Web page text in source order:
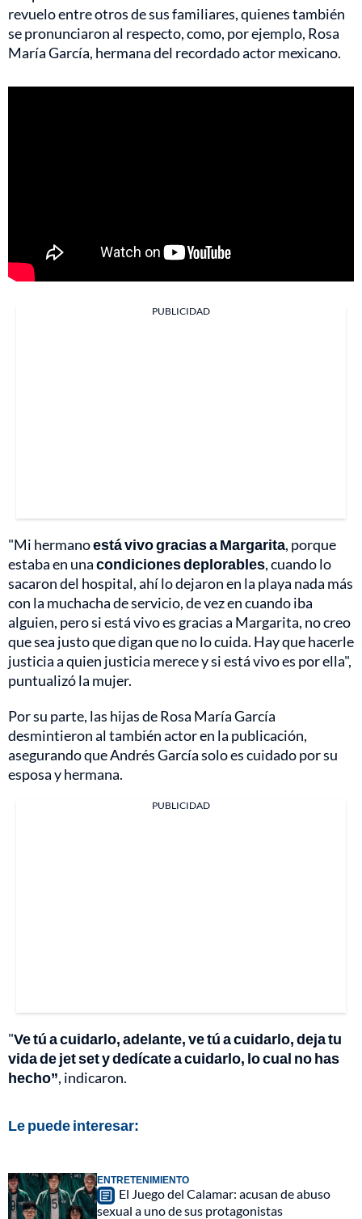
revuelo entre otros de sus familiares, quienes también
se pronunciaron al respecto, como, por ejemplo, Rosa
María García, hermana del recordado actor mexicano.
PUBLICIDAD
"Mi hermanoestá vivo gracias a Margarita, porque
estaba en unacondiciones deplorables, cuando lo
sacaron del hospital, ahí lo dejaron en la playa nada más
con la muchacha de servicio, de vez en cuando iba
alguien, pero si está vivo es gracias a Margarita, no creo
que sea justo que digan que no lo cuida. Hay que hacerle
justicia a quien justicia merece y si está vivo es por ella",
puntualizó la mujer.
Por su parte, las hijas de Rosa María García
desmintieron al también actor en la publicación,
asegurando que Andrés García solo es cuidado por su
esposa y hermana.
PUBLICIDAD
"Ve tú a cuidarlo, adelante, ve tú a cuidarlo, deja tu
vida de jet set y dedícate a cuidarlo, lo cual no has
hecho”, indicaron.
Le puede interesar:
ENTRETENIMIENTO
El Juego del Calamar: acusan de abuso
sexual a uno de sus protagonistas